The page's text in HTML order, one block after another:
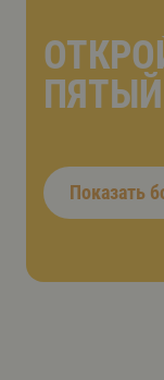
Показать